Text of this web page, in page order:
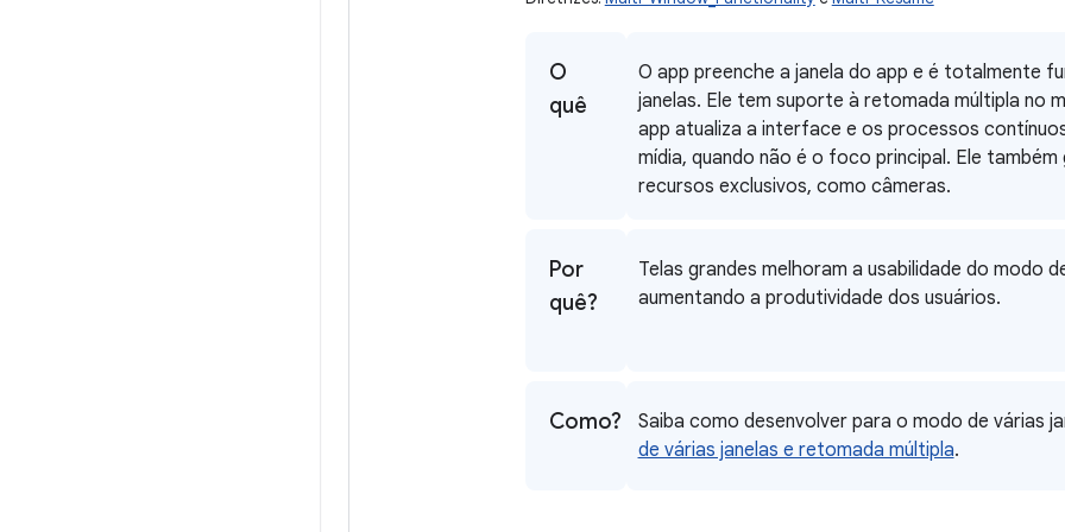
O
quê
O app preenche a janela do app e é totalmente
janelas. Ele tem suporte à retomada múltipla no
app atualiza a interface e os processos
mídia, quando não é o foco principal. Ele
recursos exclusivos, como câmeras.
Por
quê?
Telas grandes melhoram a usabilidade do modo
aumentando a produtividade dos usuários.
Como?
Saiba como desenvolver para o modo de várias
de várias janelas e retomada múltipla.